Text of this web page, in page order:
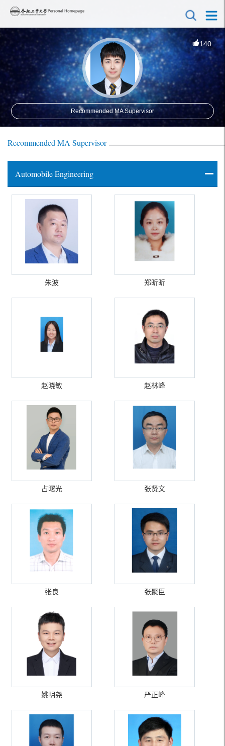
140
Recommended MA Supervisor
Recommended MA Supervisor
Automobile Engineering
朱波 郑昕昕
赵晓敏 赵林峰
占曙光 张贤文
张良 张聚臣
姚明尧 严正峰